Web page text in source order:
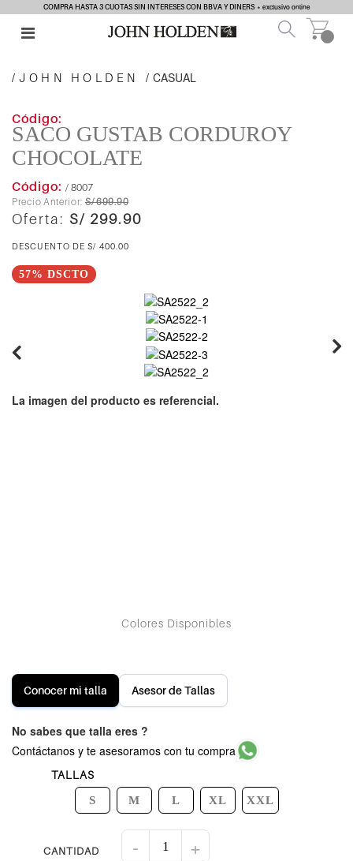
COMPRA HASTA 3 CUOTAS SIN INTERESES CON BBVA Y DINERS * exclusivo online
JOHN HOLDEN CASUAL
SACO GUSTAB CORDUROY
CHOCOLATE
/ 8007
S/ 699.90
S/ 299.90
S/ 400.00
57% DSCTO
Conocer mi talla Asesor de Tallas
No sabes que talla eres ?
Contáctanos y te asesoramos con tu compra
TALLAS
S M L XL XXL
- +